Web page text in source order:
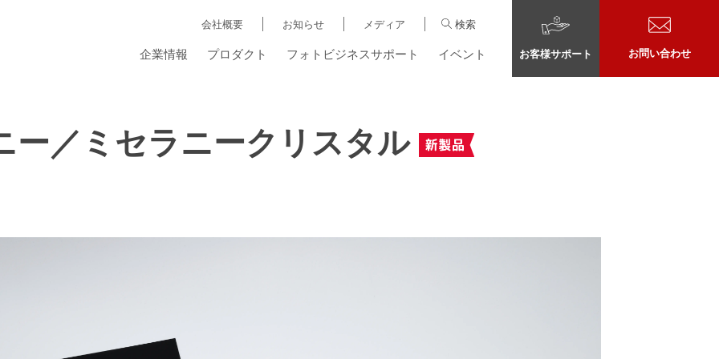
会社概要 お知らせ メディア 検索
企業情報 プロダクト フォトビジネスサポート イベント お客様サポート お問い合わせ
ー／ミセラニークリスタル